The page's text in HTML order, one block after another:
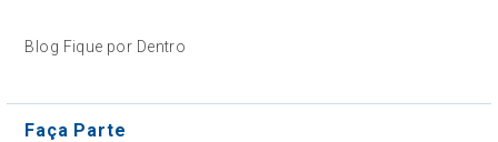
Blog Fique por Dentro
Faça Parte